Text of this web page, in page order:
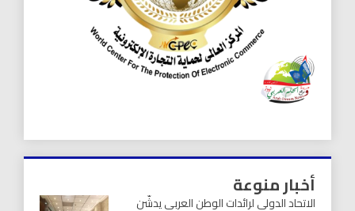
أخبار منوعة
الاتحاد الدولي لرائدات الوطن العربي يدشّن